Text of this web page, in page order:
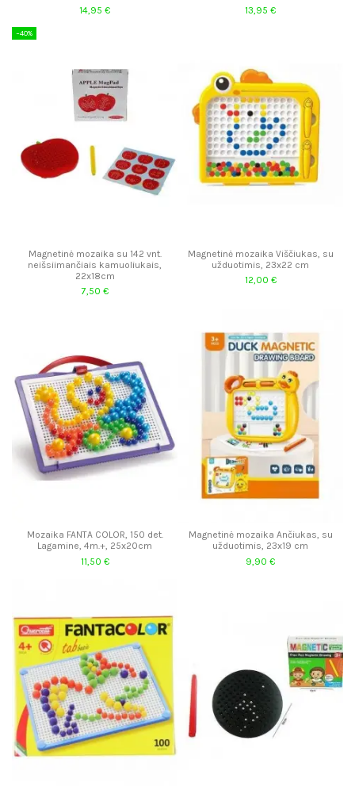
14,95 €
13,95 €
−40%
Magnetinė mozaika su 142 vnt.
neišsiimančiais kamuoliukais,
22x18cm
7,50 €
Magnetinė mozaika Viščiukas, su
užduotimis, 23x22 cm
12,00 €
Mozaika FANTA COLOR, 150 det.
Lagamine, 4m.+, 25x20cm
11,50 €
Magnetinė mozaika Ančiukas, su
užduotimis, 23x19 cm
9,90 €